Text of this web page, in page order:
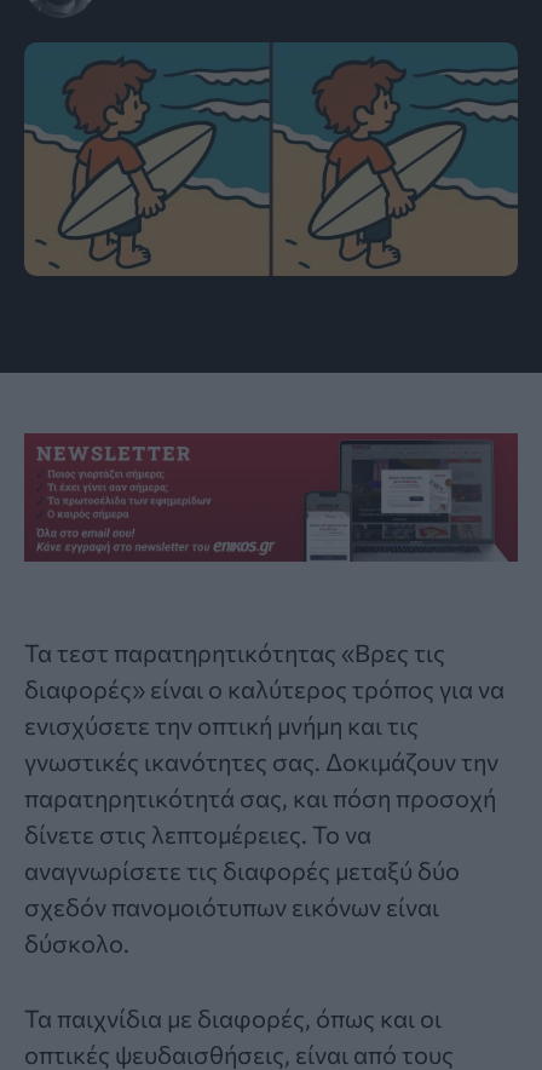
Τα τεστ παρατηρητικότητας «Βρες τις
διαφορές» είναι ο καλύτερος τρόπος για να
ενισχύσετε την οπτική μνήμη και τις
γνωστικές ικανότητες σας. Δοκιμάζουν την
παρατηρητικότητά σας, και πόση προσοχή
δίνετε στις λεπτομέρειες. Το να
αναγνωρίσετε τις διαφορές μεταξύ δύο
σχεδόν πανομοιότυπων εικόνων είναι
δύσκολο.
Τα παιχνίδια με διαφορές, όπως και οι
οπτικές ψευδαισθήσεις, είναι από τους